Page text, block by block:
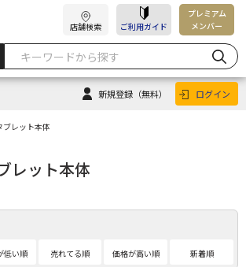
店舗検索 ご利用ガイド
プレミアム
メンバー
新規登録 （無料） ログイン
ブレット本体
レット本体
低い順 売れてる順 価格が高い順 新着順